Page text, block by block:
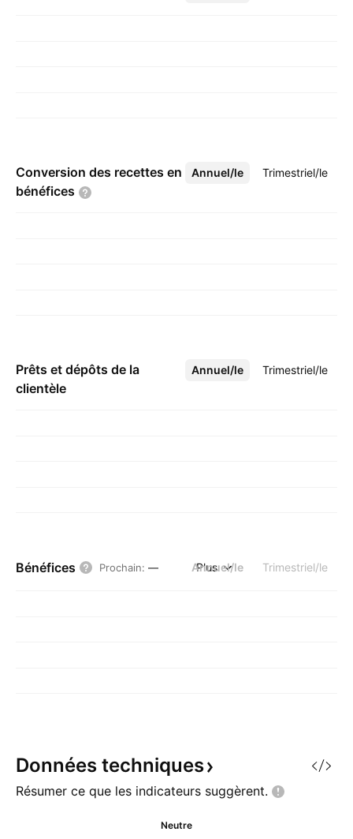
Conversion des recettes en
bénéfices
Annuel/le Trimestriel/le
Plus
Prêts et dépôts de la
clientèle
Annuel/le Trimestriel/le
Plus
Bénéfices Prochain: — Annuel/le Trimestriel/le
Plus
Données techniques
Résumer ce que les indicateurs suggèrent.
Neutre